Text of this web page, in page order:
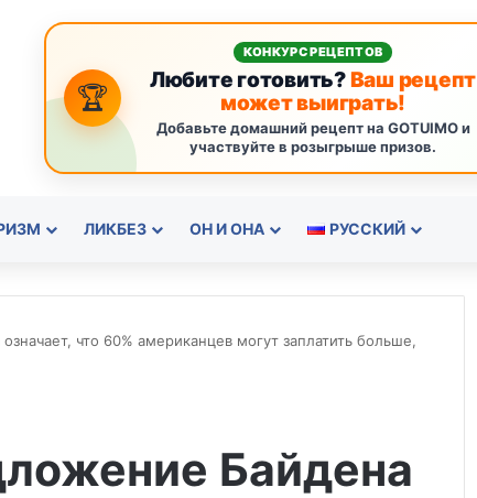
🏆
КОНКУРС РЕЦЕПТОВ
Любите готовить?Ваш рецепт
может выиграть!
Добавьте домашний рецепт на GOTUIMO и
участвуйте в розыгрыше призов.
ЛИКБЕЗ ОН И ОНА РУССКИЙ
что 60% американцев могут заплатить больше,
Байдена